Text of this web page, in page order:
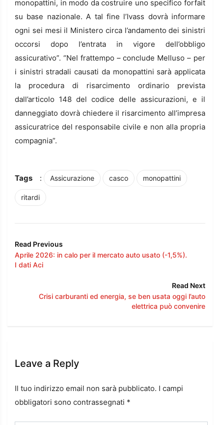
monopattini, in modo da costruire uno specifico forfait
su base nazionale. A tal fine l’Ivass dovrà informare
ogni sei mesi il Ministero circa l’andamento dei sinistri
occorsi dopo l’entrata in vigore dell’obbligo
assicurativo”. “Nel frattempo – conclude Melluso – per
i sinistri stradali causati da monopattini sarà applicata
la procedura di risarcimento ordinario prevista
dall’articolo 148 del codice delle assicurazioni, e il
danneggiato dovrà chiedere il risarcimento all’impresa
assicuratrice del responsabile civile e non alla propria
compagnia”.
Tags : Assicurazione casco monopattini
ritardi
Read Previous
Aprile 2026: in calo per il mercato auto usato (-1,5%).
I dati Aci
Read Next
Crisi carburanti ed energia, se ben usata oggi l’auto
elettrica può convenire
Leave a Reply
Il tuo indirizzo email non sarà pubblicato. I campi
obbligatori sono contrassegnati *